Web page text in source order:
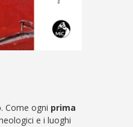
. Come ogni prima
e i luoghi